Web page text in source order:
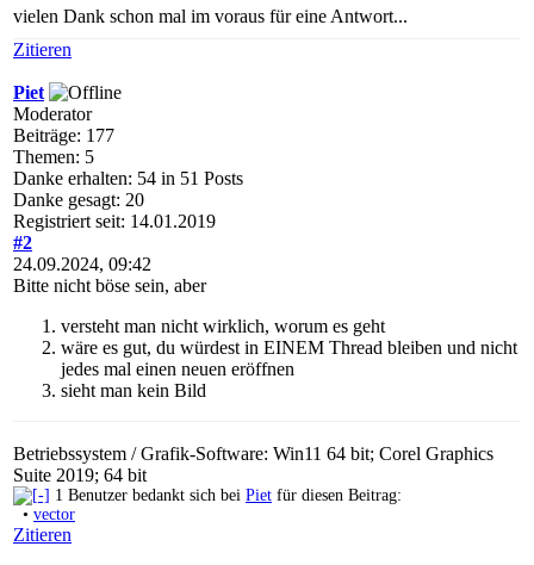
vielen Dank schon mal im voraus für eine Antwort...
Zitieren
Piet
Moderator
Beiträge: 177
Themen: 5
Danke erhalten: 54 in 51 Posts
Danke gesagt: 20
Registriert seit: 14.01.2019
#2
24.09.2024, 09:42
Bitte nicht böse sein, aber
versteht man nicht wirklich, worum es geht
wäre es gut, du würdest in EINEM Thread bleiben und nicht
jedes mal einen neuen eröffnen
sieht man kein Bild
Betriebssystem / Grafik-Software: Win11 64 bit; Corel Graphics
Suite 2019; 64 bit
1 Benutzer bedankt sich bei Piet für diesen Beitrag:
• vector
Zitieren